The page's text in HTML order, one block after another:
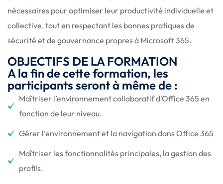
nécessaires pour optimiser leur productivité individuelle et
collective, tout en respectant les bonnes pratiques de
sécurité et de gouvernance propres à Microsoft 365.
OBJECTIFS DE LA FORMATION
A la fin de cette formation, les
participants seront à même de :
Maîtriser l’environnement collaboratif d'Office 365 en
fonction de leur niveau.
Gérer l’environnement et la navigation dans Office 365
Maîtriser les fonctionnalités principales, la gestion des
profils.